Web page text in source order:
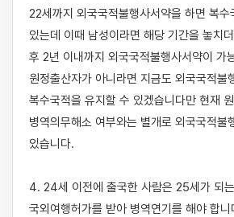
22세까지 외국국적불행사서약을 하면 복수
있는데 이때 남성이라면 해당 기간을 놓치
후 2년 이내까지 외국국적불행사서약이 가
원정출산자가 아니라면 지금도 외국국적불
복수국적을 유지할 수 있겠습니다만 현재
병역의무해소 여부와는 별개로 외국국적불
있습니다.
4. 24세 이전에 출국한 사람은 25세가 되
국외여행허가를 받아 병역연기를 해야 합